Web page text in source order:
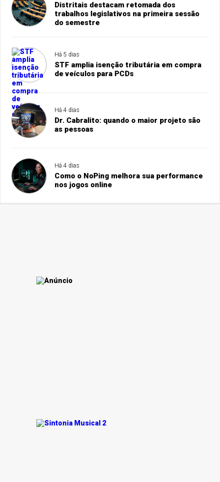
Distritais destacam retomada dos
trabalhos legislativos na primeira sessão
do semestre
Há 5 dias
STF amplia isenção tributária em compra
de veículos para PCDs
Há 4 dias
Dr. Cabralito: quando o maior projeto são
as pessoas
Há 4 dias
Como o NoPing melhora sua performance
nos jogos online